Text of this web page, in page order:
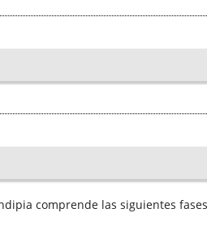
comprende las siguientes